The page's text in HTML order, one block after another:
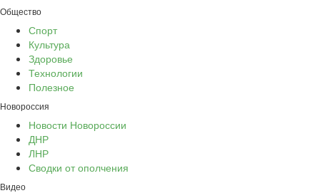
Общество
Спорт
Культура
Здоровье
Технологии
Полезное
Новороссия
Новости Новороссии
ДНР
ЛНР
Сводки от ополчения
Видео